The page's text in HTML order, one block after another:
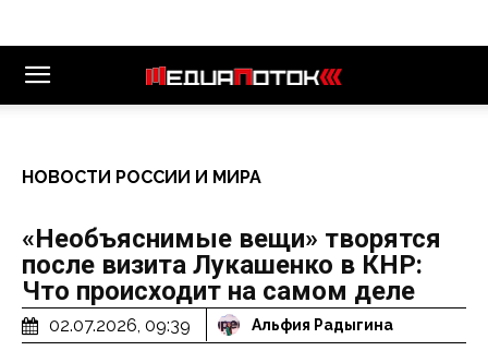
НОВОСТИ РОССИИ И МИРА
«Необъяснимые вещи» творятся
после визита Лукашенко в КНР:
Что происходит на самом деле
02.07.2026, 09:39 Альфия Радыгина